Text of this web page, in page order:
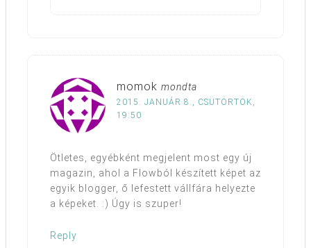
momok mondta
2015. JANUÁR 8., CSÜTÖRTÖK,
19:50
Ötletes, egyébként megjelent most egy új
magazin, ahol a Flowból készített képet az
egyik blogger, ő lefestett vállfára helyezte
a képeket. :) Úgy is szuper!
Reply